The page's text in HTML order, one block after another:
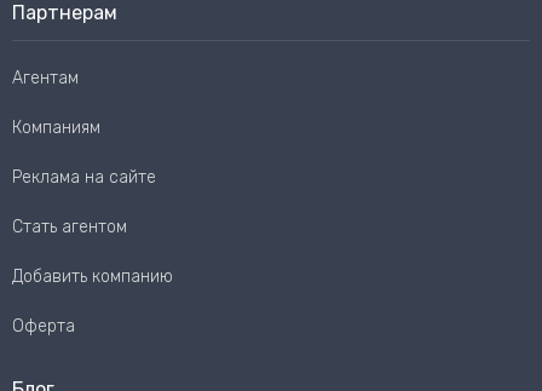
Партнерам
Агентам
Компаниям
Реклама на сайте
Стать агентом
Добавить компанию
Оферта